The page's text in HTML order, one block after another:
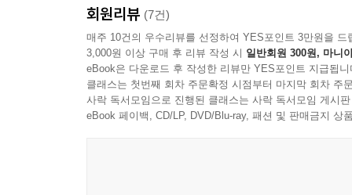
--- p.89
“그럼 수녀님은 리그러인가요?”
“왜요, 저는 취업이 필요 없어 보이나요?”
--- p.94
가난에서 벗어나 천국으로 갈 수 있는 단 하나의 문,
선화그룹 입사를 위해 가상현실 속 극악한 한계로
슈퍼리그에 참여할 수 있는 나이인 열여덟 살 이
부족한 상황에서도 가상현실 기기와 링 장을 대
좀처럼 작아질 줄을 몰랐다. 만주는 10년 동안 선
회원리뷰 (7건)
매주 10건의 우수리뷰를 선정하여 YES포인트 3만원을 드
3,000원 이상 구매 후 리뷰 작성 시 일반회원 300원, 마니
eBook은 다운로드 후 작성한 리뷰만 YES포인트 지급됩니
클래스는 첫번째 회차 주문확정 시점부터 마지막 회차 주
사락 독서모임으로 진행된 클래스는 사락 독서모임 게시
eBook 페이백, CD/LP, DVD/Blu-ray, 패션 및 판매금지 상